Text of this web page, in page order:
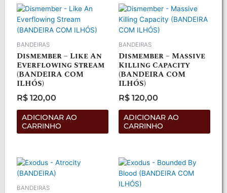
BANDEIRAS
Dismember – Like An
Everflowing Stream
(BANDEIRA COM
ILHÓS)
Avaliação
0
R$ 120,00
ADICIONAR AO
CARRINHO
BANDEIRAS
Dismember – Massive
Killing Capacity
(BANDEIRA COM
ILHÓS)
Avaliação
0
R$ 120,00
ADICIONAR AO
CARRINHO
BANDEIRAS